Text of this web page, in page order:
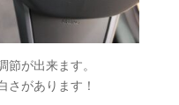
節が出来ます。
さがあります！